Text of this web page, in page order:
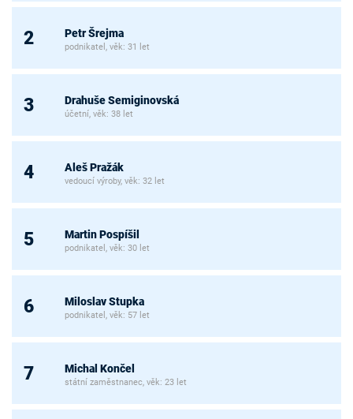
2 Petr Šrejma
podnikatel, věk: 31 let
3 Drahuše Semiginovská
účetní, věk: 38 let
4 Aleš Pražák
vedoucí výroby, věk: 32 let
5 Martin Pospíšil
podnikatel, věk: 30 let
6 Miloslav Stupka
podnikatel, věk: 57 let
7 Michal Končel
státní zaměstnanec, věk: 23 let